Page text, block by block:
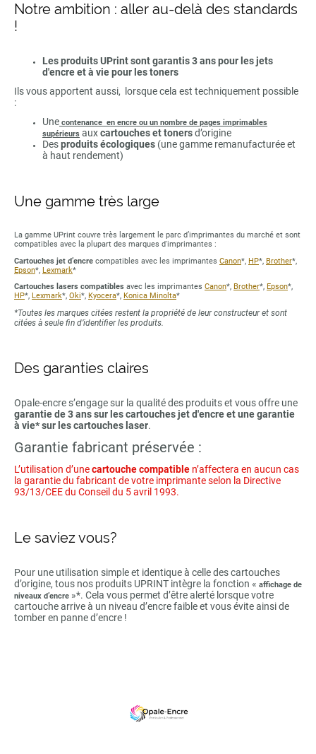
Notre ambition : aller au-delà des standards
!
Les produits UPrint sont garantis 3 ans pour les jets
d'encre et à vie pour les toners
Ils vous apportent aussi, lorsque cela est techniquement possible
:
Une contenance en encre ou un nombre de pages imprimables
supérieurs auxcartouches et tonersd’origine
Desproduits écologiques (une gamme remanufacturée et
à haut rendement)
Une gamme très large
La gamme UPrint couvre très largement le parc d’imprimantes du marché et sont
compatibles avec la plupart des marques d'imprimantes :
Cartouches jet d’encre compatibles avec les imprimantes Canon*, HP*, Brother*,
Epson*, Lexmark*
Cartouches lasers compatibles avec les imprimantes Canon*, Brother*, Epson*,
HP*, Lexmark*, Oki*, Kyocera*, Konica Minolta*
*Toutes les marques citées restent la propriété de leur constructeur et sont
citées à seule fin d’identifier les produits.
Des garanties claires
Opale-encre s’engage sur la qualité des produits et vous offre une
garantie de 3 ans sur les cartouches jet d'encre et une garantie
à vie* sur les cartouches laser.
Garantie fabricant préservée :
L’utilisation d’unecartouche compatible n’affectera en aucun cas
la garantie du fabricant de votre imprimante selon la Directive
93/13/CEE du Conseil du 5 avril 1993.
Le saviez vous?
Pour une utilisation simple et identique à celle des cartouches
d’origine, tous nos produits UPRINT intègre la fonction « affichage de
niveaux d’encre »*. Cela vous permet d’être alerté lorsque votre
cartouche arrive à un niveau d’encre faible et vous évite ainsi de
tomber en panne d’encre !